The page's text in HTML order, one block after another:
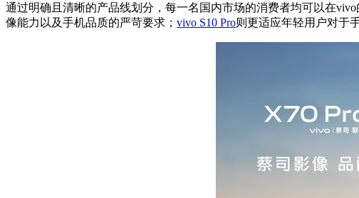
通过明确且清晰的产品线划分，每一名国内市场的消费者均可以在
像能力以及手机品质的严苛要求； vivo S10 Pro则更适应年轻用户对于